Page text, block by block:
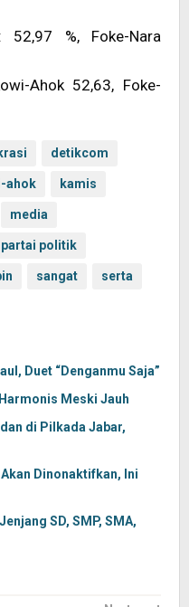
52,97 %, Foke-Nara
Ahok 52,63, Foke-
detikcom
ahok kamis
media
partai politik
sangat serta
Duet “Denganmu Saja”
Meski Jauh
di Pilkada Jabar,
Dinonaktifkan, Ini
SD, SMP, SMA,